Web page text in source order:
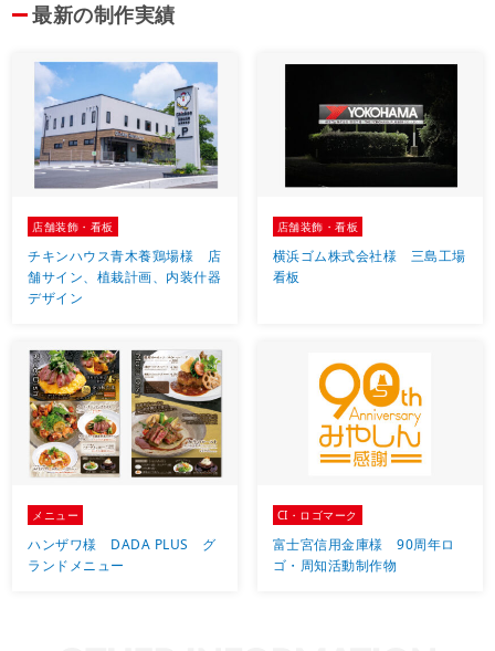
最新の制作実績
店舗装飾・看板
チキンハウス青木養鶏場様 店
舗サイン、植栽計画、内装什器
デザイン
店舗装飾・看板
横浜ゴム株式会社様 三島工場
看板
メニュー
ハンザワ様 DADA PLUS グ
ランドメニュー
CI・ロゴマーク
富士宮信用金庫様 90周年ロ
ゴ・周知活動制作物